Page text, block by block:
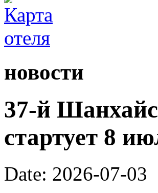
новости
37-й
стартует 8
Date: 2026-07-03